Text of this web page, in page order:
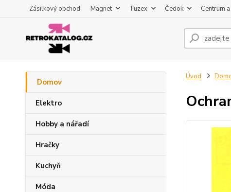
Zásilkový obchod Magnet Tuzex Čedok Centrum
Domov
Elektro
Hobby a nářadí
Hračky
Kuchyň
Móda
Úvod